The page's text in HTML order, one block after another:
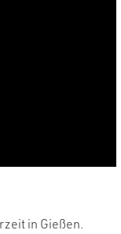
in Gießen.